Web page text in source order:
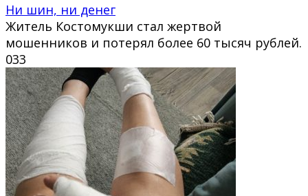
Ни шин, ни денег
Житель Костомукши стал жертвой
мошенников и потерял более 60 тысяч рублей.
033